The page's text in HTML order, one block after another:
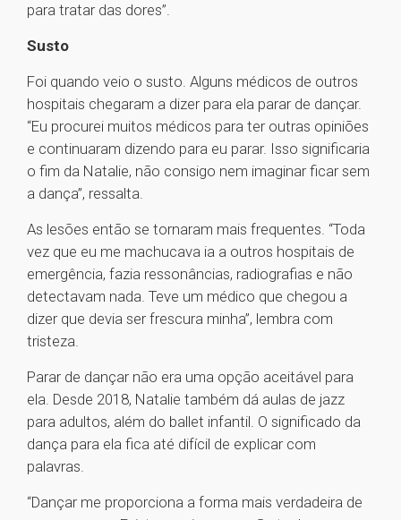
para tratar das dores”.
Susto
Foi quando veio o susto. Alguns médicos de outros
hospitais chegaram a dizer para ela parar de dançar.
“Eu procurei muitos médicos para ter outras opiniões
e continuaram dizendo para eu parar. Isso significaria
o fim da Natalie, não consigo nem imaginar ficar sem
a dança”, ressalta.
As lesões então se tornaram mais frequentes. “Toda
vez que eu me machucava ia a outros hospitais de
emergência, fazia ressonâncias, radiografias e não
detectavam nada. Teve um médico que chegou a
dizer que devia ser frescura minha”, lembra com
tristeza.
Parar de dançar não era uma opção aceitável para
ela. Desde 2018, Natalie também dá aulas de jazz
para adultos, além do ballet infantil. O significado da
dança para ela fica até difícil de explicar com
palavras.
“Dançar me proporciona a forma mais verdadeira de